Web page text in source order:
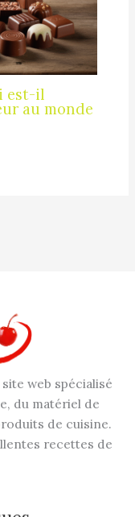
est-il
au monde
web spécialisé
du matériel de
de cuisine.
recettes de